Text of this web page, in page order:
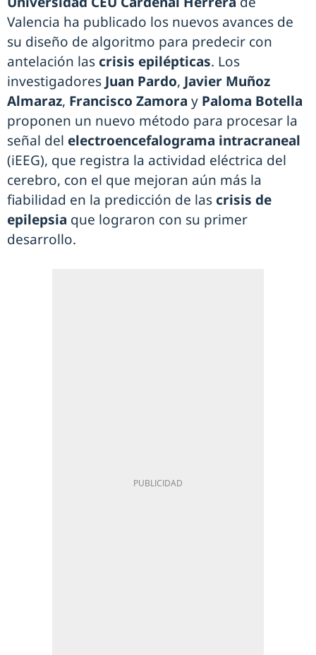
Valencia ha publicado los nuevos avances de
su diseño de algoritmo para predecir con
antelación las crisis epilépticas. Los
investigadores Juan Pardo, Javier Muñoz
Almaraz, Francisco Zamora y Paloma Botella
proponen un nuevo método para procesar la
señal del electroencefalograma intracraneal
(iEEG), que registra la actividad eléctrica del
cerebro, con el que mejoran aún más la
fiabilidad en la predicción de las crisis de
epilepsia que lograron con su primer
desarrollo.